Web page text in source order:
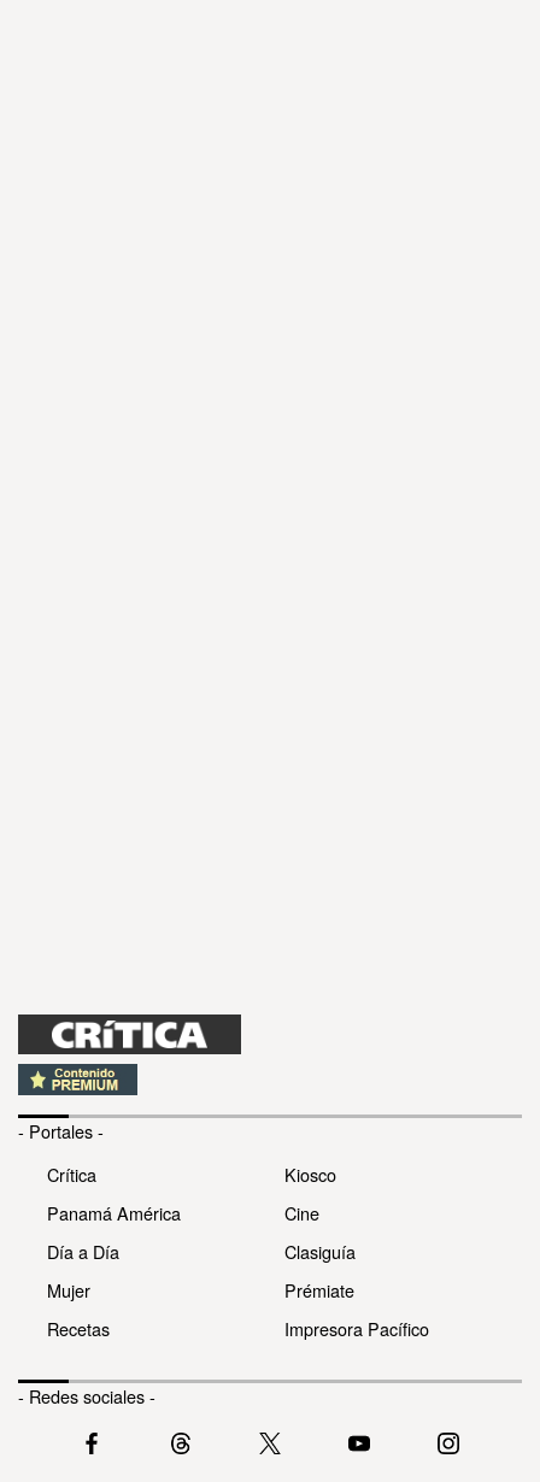
- Portales -
Crítica
Panamá América
Día a Día
Mujer
Recetas
Kiosco
Cine
Clasiguía
Prémiate
Impresora Pacífico
- Redes sociales -